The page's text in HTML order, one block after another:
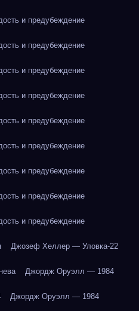
и предубеждение
и предубеждение
и предубеждение
и предубеждение
и предубеждение
и предубеждение
и предубеждение
и предубеждение
и предубеждение
Джозеф Хеллер — Уловка-22
Джордж Оруэлл — 1984
Джордж Оруэлл — 1984